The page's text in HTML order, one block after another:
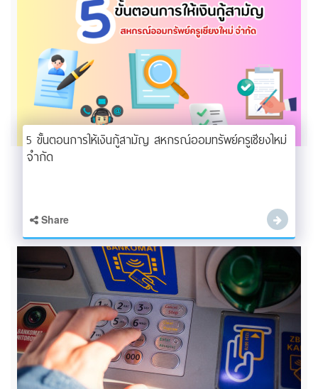
5 ขั้นตอนการให้เงินกู้สามัญ สหกรณ์ออมทรัพย์ครูเชียงใหม่
จำกัด
Share